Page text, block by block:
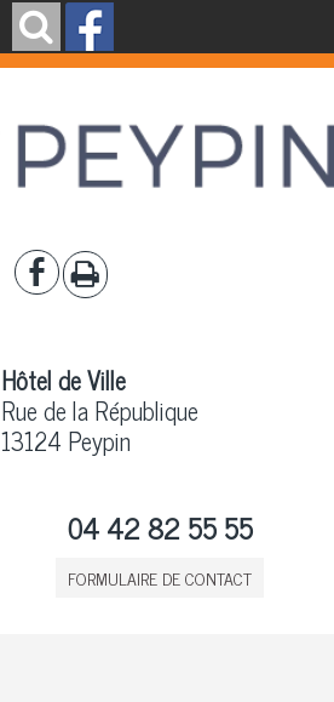
Hôtel de Ville
Rue de la République
13124 Peypin
04 42 82 55 55
FORMULAIRE DE CONTACT